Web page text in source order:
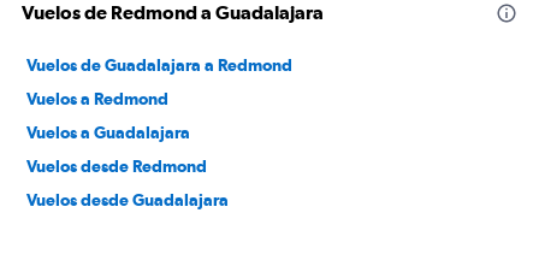
Vuelos de Redmond a Guadalajara
Vuelos de Guadalajara a Redmond
Vuelos a Redmond
Vuelos a Guadalajara
Vuelos desde Redmond
Vuelos desde Guadalajara